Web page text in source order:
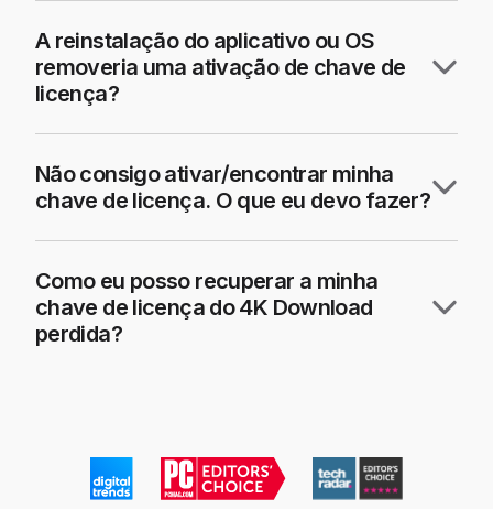
A reinstalação do aplicativo ou OS
removeria uma ativação de chave de
licença?
Não consigo ativar/encontrar minha
chave de licença. O que eu devo fazer?
Como eu posso recuperar a minha
chave de licença do 4K Download
perdida?